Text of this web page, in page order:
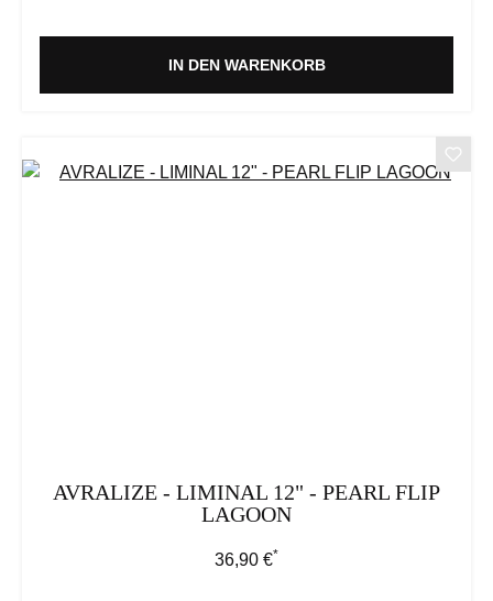
IN DEN WARENKORB
AVRALIZE - LIMINAL 12" - PEARL FLIP
LAGOON
Regulärer Preis:
36,90 €*